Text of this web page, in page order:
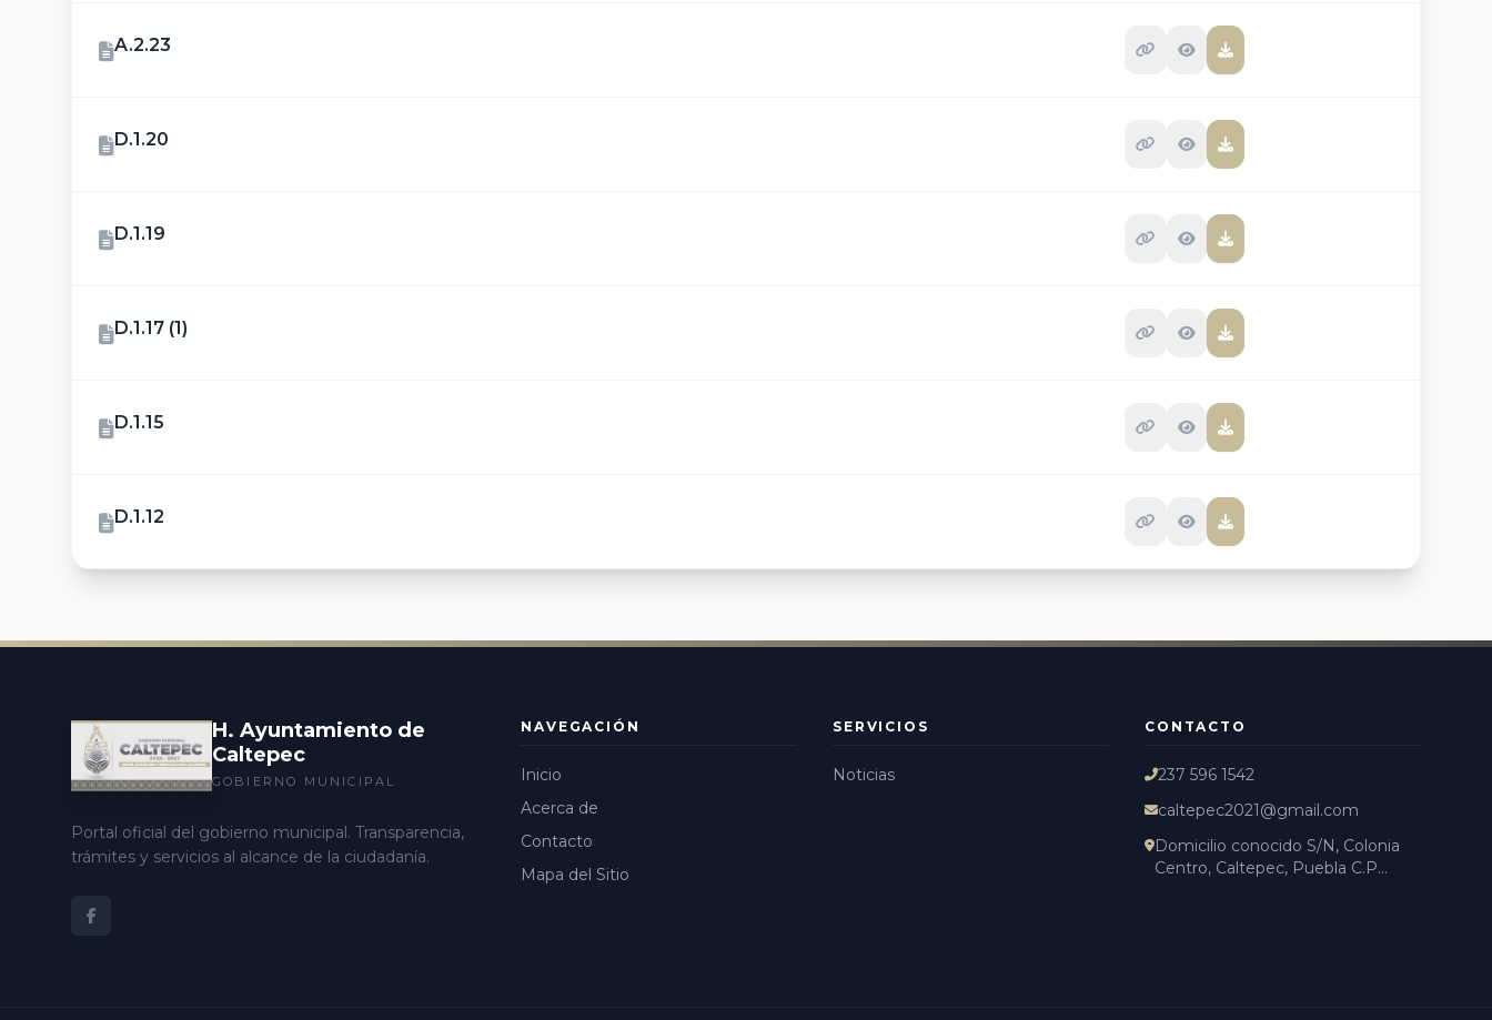
A.2.23
D.1.20
D.1.19
D.1.17 (1)
D.1.15
D.1.12
H. Ayuntamiento de
Caltepec
GOBIERNO MUNICIPAL
Portal oficial del gobierno municipal. Transparencia,
trámites y servicios al alcance de la ciudadanía.
NAVEGACIÓN
Inicio
Acerca de
Contacto
Mapa del Sitio
SERVICIOS
Noticias
CONTACTO
237 596 1542
caltepec2021@gmail.com
Domicilio conocido S/N, Colonia
Centro, Caltepec, Puebla C.P...